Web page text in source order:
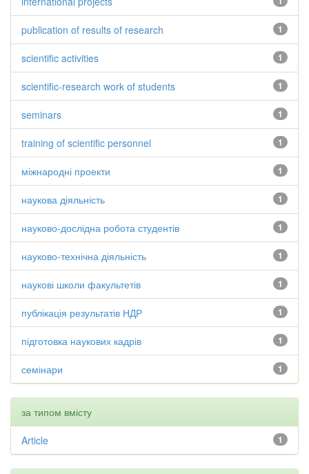
1
publication of results of research
1
scientific activities
1
scientific-research work of students
1
seminars
1
training of scientific personnel
1
міжнародні проекти
1
наукова діяльність
1
науково-дослідна робота студентів
1
науково-технічна діяльність
1
наукові школи факультетів
1
публікація результатів НДР
1
підготовка наукових кадрів
1
семінари
за типом вмісту
1
Article